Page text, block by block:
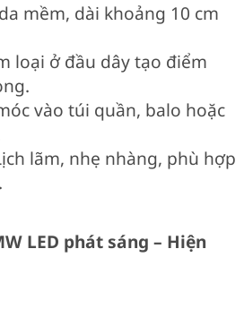
mềm, dài khoảng 10 cm
loại ở đầu dây tạo điểm
vào túi quần, balo hoặc
lãm, nhẹ nhàng, phù hợp
LED phát sáng – Hiện